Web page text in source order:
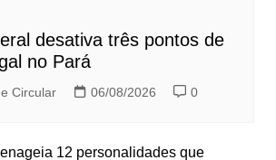
desativa três pontos de
no Pará
Circular 06/08/2026 0